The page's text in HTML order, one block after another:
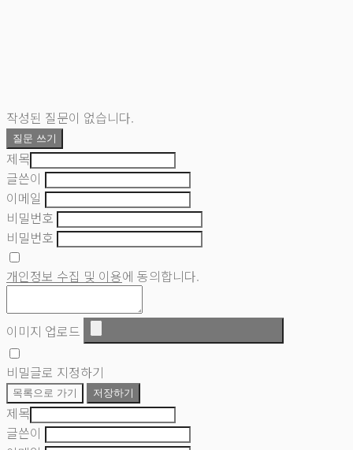
작성된 질문이 없습니다.
질문 쓰기
제목
글쓴이
이메일
비밀번호
비밀번호
개인정보 수집 및 이용에 동의합니다.
이미지 업로드
비밀글로 지정하기
목록으로 가기 저장하기
제목
글쓴이